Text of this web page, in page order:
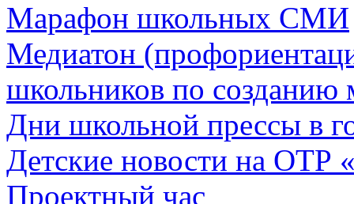
Марафон школьных СМИ
Медиатон
школьников по созданию
Дни школьной прессы в
Детские новости на ОТР
Проектный час